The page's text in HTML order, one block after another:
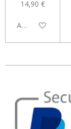
14,90 €
Aggiungi al